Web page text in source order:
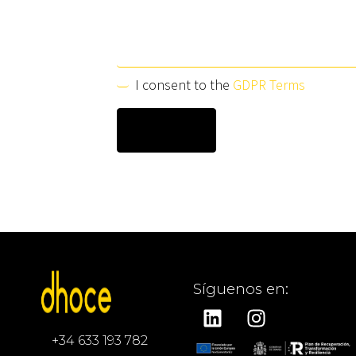
I consent to the GDPR Terms
+34 633 193 782
Síguenos en: